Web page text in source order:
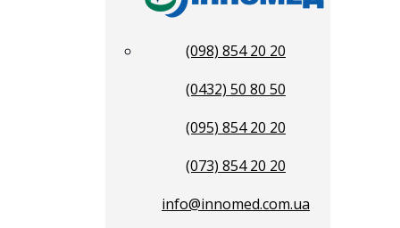
(098) 854 20 20
(0432) 50 80 50
(095) 854 20 20
(073) 854 20 20
info@innomed.com.ua